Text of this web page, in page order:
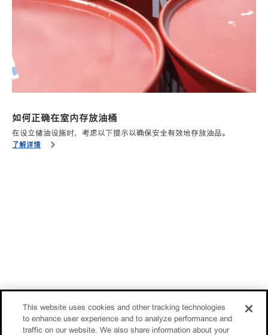
如何正确在室内存放油桶
在设立储油设施时，考虑以下提示以确保安全有效地存放油品。
了解详情
This website uses cookies and other tracking technologies
to enhance user experience and to analyze performance and
traffic on our website. We also share information about your